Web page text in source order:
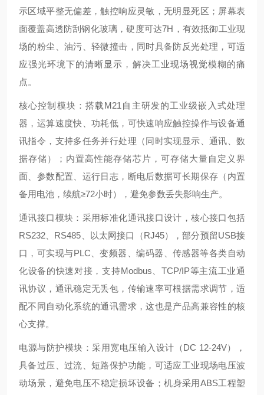
示区域平整无偏差，触控响应灵敏，无明显死区；屏幕表
面覆盖高透防刮钢化玻璃，硬度可达7H，有效抵御工业现
场的粉尘、油污、轻微撞击，同时具备防反光处理，可适
应强光环境下的清晰显示，解决工业现场视觉模糊的痛
点。
核心控制模块：搭载M21自主研发的工业级嵌入式处理
器，运算速度快、功耗低，可快速响应触控操作与设备通
讯指令，支持多任务并行处理（同时实现显示、通讯、数
据存储）；内置高性能存储芯片，可存储大量自定义界
面、参数配置、运行日志，断电后数据可长期保存（内置
备用电池，续航≥72小时），避免参数丢失影响生产。
通讯接口模块：采用标准化通讯接口设计，核心接口包括
RS232、RS485、以太网接口（RJ45），部分预留USB接
口，可实现与PLC、变频器、编码器、传感器等各类自动
化设备的快速对接，支持Modbus、TCP/IP等主流工业通
讯协议，通讯稳定无丢包，传输速率可根据需求调节，适
配不同自动化系统的通讯需求，这也是产品高兼容性的核
心支撑。
电源与防护模块：采用宽电压输入设计（DC 12-24V），
具备过压、过流、短路保护功能，可适应工业现场电压波
动场景，避免电压不稳定损坏设备；机身采用ABS工程塑